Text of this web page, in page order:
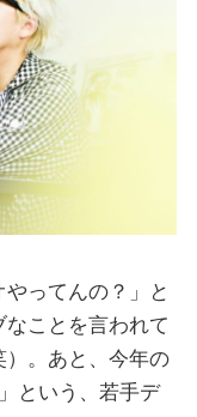
やってんの？」と
ことを言われて
）。あと、今年の
という、若手デ